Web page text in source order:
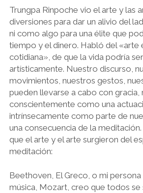
Trungpa Rinpoche vio el arte y las
diversiones para dar un alivio del
ni como algo para una élite que
tiempo y el dinero. Habló del «arte
cotidiana», de que la vida podría
artísticamente. Nuestro discurso,
movimientos, nuestros gestos,
pueden llevarse a cabo con gracia,
conscientemente como una
intrínsecamente como parte de
una consecuencia de la
que el arte y el arte surgieron del
meditación:
Beethoven, El Greco, o mi
música, Mozart, creo que todos se